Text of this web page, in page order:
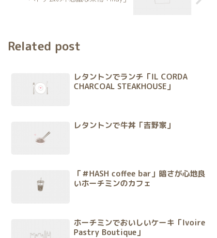
Related post
レタントンでランチ「IL CORDA
CHARCOAL STEAKHOUSE」
レタントンで牛丼「吉野家」
「＃HASH coffee bar」暗さが心地良
いホーチミンのカフェ
ホーチミンでおいしいケーキ「Ivoire
Pastry Boutique」